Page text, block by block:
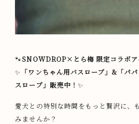
🐾SNOWDROP×とら梅 限定コラボア
✨ 「ワンちゃん用バスローブ」&「パ
スローブ」販売中！ ✨
愛犬との特別な時間をもっと贅沢に、
みませんか？